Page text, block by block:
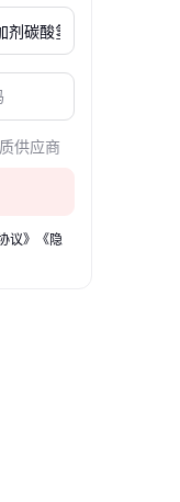
供应商
议》
《隐